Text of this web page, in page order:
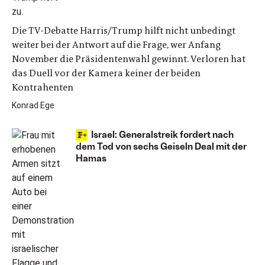
Die TV-Debatte Harris/Trump hilft nicht unbedingt
weiter bei der Antwort auf die Frage, wer Anfang
November die Präsidentenwahl gewinnt. Verloren hat
das Duell vor der Kamera keiner der beiden
Kontrahenten
Konrad Ege
Israel: Generalstreik fordert nach
dem Tod von sechs Geiseln Deal mit der
Hamas